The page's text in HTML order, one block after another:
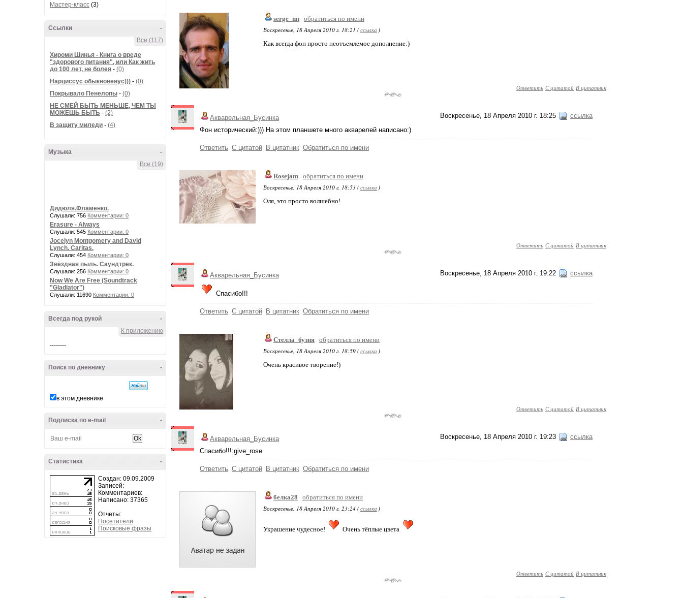
Мастер-класс (3)
-
Ссылки
Все (117)
Хироми Шинья - Книга о вреде
"здорового питания", или Как жить
до 100 лет, не болея - (0)
Нарциссус обыкновенус))) - (0)
Покрывало Пенелопы - (0)
НЕ СМЕЙ БЫТЬ МЕНЬШЕ, ЧЕМ ТЫ
МОЖЕШЬ БЫТЬ - (2)
В защиту миледи - (4)
-
Музыка
Все (19)
Дидюля.Фламенко.
Слушали: 756 Комментарии: 0
Erasure - Always
Слушали: 545 Комментарии: 0
Jocelyn Montgomery and David
Lynch. Caritas.
Слушали: 454 Комментарии: 0
Звёздная пыль. Саундтрек.
Слушали: 256 Комментарии: 0
Now We Are Free (Soundtrack
"Gladiator")
Слушали: 11690 Комментарии: 0
-
Всегда под рукой
К приложению
--------
-
Поиск по дневнику
в этом дневнике
-
Подписка по e-mail
-
Статистика
Создан: 09.09.2009
Записей:
Комментариев:
Написано: 37365
Отчеты:
Посетители
Поисковые фразы
serge_nn обратиться по имени
Воскресенье, 18 Апреля 2010 г. 18:21 (ссылка )
Как всегда фон просто неотъемлемое дополнение:)
Ответить С цитатой В цитатник
Воскресенье, 18 Апреля 2010 г. 18:25 ссылка
Акварельная_Бусинка
Фон исторический:))) На этом планшете много акварелей написано:)
Ответить С цитатой В цитатник Обратиться по имени
Rosejam обратиться по имени
Воскресенье, 18 Апреля 2010 г. 18:53 (ссылка )
Оля, это просто волшебно!
Ответить С цитатой В цитатник
Воскресенье, 18 Апреля 2010 г. 19:22 ссылка
Акварельная_Бусинка
Спасибо!!!
Ответить С цитатой В цитатник Обратиться по имени
Стелла_бузня обратиться по имени
Воскресенье, 18 Апреля 2010 г. 18:59 (ссылка )
Очень красивое творение!)
Ответить С цитатой В цитатник
Воскресенье, 18 Апреля 2010 г. 19:23 ссылка
Акварельная_Бусинка
Спасибо!!!:give_rose
Ответить С цитатой В цитатник Обратиться по имени
белка28
обратиться по имени
Воскресенье, 18 Апреля 2010 г. 23:24 (ссылка )
Украшение чудесное! Очень тёплые цвета
Ответить С цитатой В цитатник